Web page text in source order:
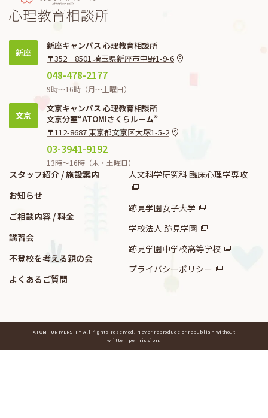
新座
新座キャンパス 心理教育相談所
〒352－8501 埼玉県新座市中野1-9-6
048-478-2177
9時〜16時（月〜土曜日）
文京
文京キャンパス 心理教育相談所
文京分室“ATOMIさくらルーム”
〒112-8687 東京都文京区大塚1-5-2
03-3941-9192
13時〜16時（木・土曜日）
スタッフ紹介 / 施設案内
お知らせ
ご相談内容 / 料金
講習会
不登校を考える親の会
よくあるご質問
人文科学研究科 臨床心理学専攻
跡見学園女子大学
学校法人 跡見学園
跡見学園中学校高等学校
プライバシーポリシー
ATOMI UNIVERSITY All rights reserved. Never reproduce or republish without
written permission.